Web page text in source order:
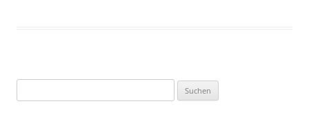
nach: